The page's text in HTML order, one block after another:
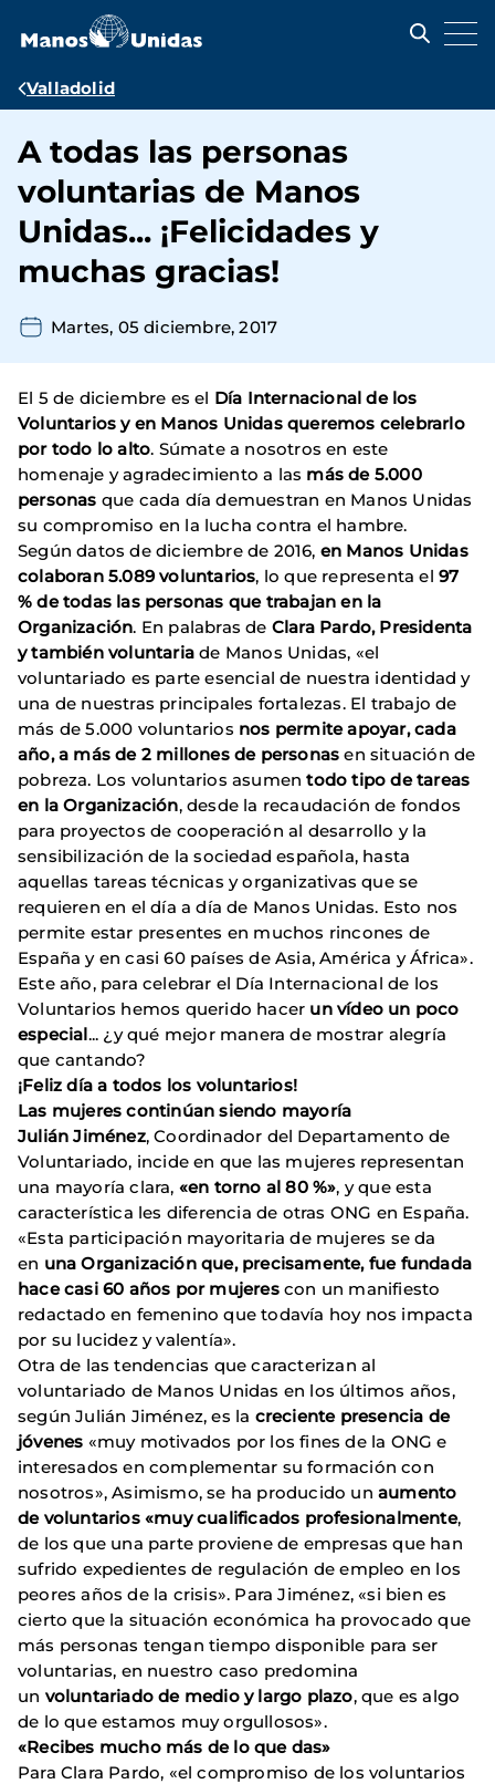
contenido
Ruta
navegación
Valladolid
A todas las personas
voluntarias de Manos
Unidas... ¡Felicidades y
muchas gracias!
Martes, 05 diciembre, 2017
El 5 de diciembre es el Día Internacional de los
Voluntarios y en Manos Unidas queremos celebrarlo
por todo lo alto. Súmate a nosotros en este
homenaje y agradecimiento a las más de 5.000
personas que cada día demuestran en Manos Unidas
su compromiso en la lucha contra el hambre.
Según datos de diciembre de 2016, en Manos Unidas
colaboran 5.089 voluntarios, lo que representa el97
% de todas las personas que trabajan en la
Organización. En palabras de Clara Pardo, Presidenta
y también voluntariade Manos Unidas, «el
voluntariado es parte esencial de nuestra identidad y
una de nuestras principales fortalezas. El trabajo de
más de 5.000 voluntarios nos permite apoyar, cada
año, a más de 2 millones de personas en situación de
pobreza. Los voluntarios asumentodo tipo de tareas
en la Organización, desde la recaudación de fondos
para proyectos de cooperación al desarrollo y la
sensibilización de la sociedad española, hasta
aquellas tareas técnicas y organizativas que se
requieren en el día a día de Manos Unidas. Esto nos
permite estar presentes en muchos rincones de
España y en casi 60 países de Asia, América y África».
Este año, para celebrar el Día Internacional de los
Voluntarios hemos querido hacer un vídeo un poco
especial... ¿y qué mejor manera de mostrar alegría
que cantando?
¡Feliz día a todos los voluntarios!
Las mujeres continúan siendo mayoría
Julián Jiménez, Coordinador del Departamento de
Voluntariado, incide en que las mujeres representan
una mayoría clara, «en torno al 80 %», y que esta
característica les diferencia de otras ONG en España.
«Esta participación mayoritaria de mujeres se da
en una Organización que, precisamente, fue fundada
hace casi 60 años por mujerescon un manifiesto
redactado en femenino que todavía hoy nos impacta
por su lucidez y valentía».
Otra de las tendencias que caracterizan al
voluntariado de Manos Unidas en los últimos años,
según Julián Jiménez, es la creciente presencia de
jóvenes «muy motivados por los fines de la ONG e
interesados en complementar su formación con
nosotros», Asimismo, se ha producido unaumento
de voluntarios «muy cualificados profesionalmente,
de los que una parte proviene de empresas que han
sufrido expedientes de regulación de empleo en los
peores años de la crisis». Para Jiménez, «si bien es
cierto que la situación económica ha provocado que
más personas tengan tiempo disponible para ser
voluntarias, en nuestro caso predomina
un voluntariado de medio y largo plazo, que es algo
de lo que estamos muy orgullosos».
«Recibes mucho más de lo que das»
Para Clara Pardo, «el compromiso de los voluntarios